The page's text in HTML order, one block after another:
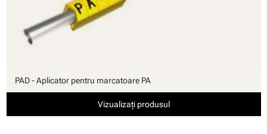
PAD - Aplicator pentru marcatoare PA
Vizualizați produsul